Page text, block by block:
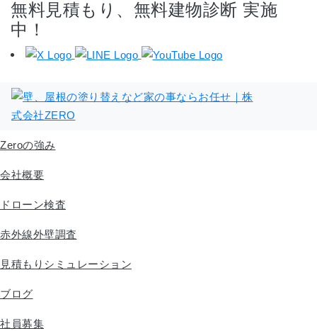
無料見積もり、無料建物診断 実施
中！
Zeroの強み
会社概要
ドローン検査
赤外線外壁調査
見積もりシミュレーション
ブログ
社員募集